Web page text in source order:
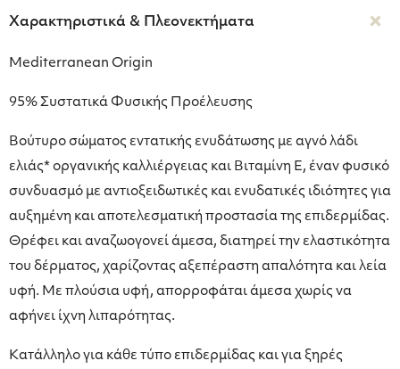
Χαρακτηριστικά & Πλεονεκτήματα
Mediterranean Origin
95% Συστατικά Φυσικής Προέλευσης
Βούτυρο σώματος εντατικής ενυδάτωσης με αγνό λάδι
ελιάς* οργανικής καλλιέργειας και Βιταμίνη Ε, έναν φυσικό
συνδυασμό με αντιοξειδωτικές και ενυδατικές ιδιότητες για
αυξημένη και αποτελεσματική προστασία της επιδερμίδας.
Θρέφει και αναζωογονεί άμεσα, διατηρεί την ελαστικότητα
του δέρματος, χαρίζοντας αξεπέραστη απαλότητα και λεία
υφή. Με πλούσια υφή, απορροφάται άμεσα χωρίς να
αφήνει ίχνη λιπαρότητας.
Κατάλληλο για κάθε τύπο επιδερμίδας και για ξηρές